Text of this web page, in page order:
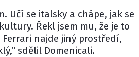
Učí se italsky a chápe, jak se
Řekl jsem mu, že je to
najde jiný prostředí,
sdělil Domenicali.